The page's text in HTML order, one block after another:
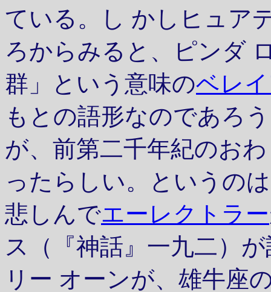
ている。し かしヒュア
ろからみると、ピンダ
群」という意味のベレイ
もとの語形なのであろ
が、前第二千年紀のお
ったらしい。というの
悲しんでエーレクトラー
ス（『神話』一九二）
リー オーンが、雄牛座